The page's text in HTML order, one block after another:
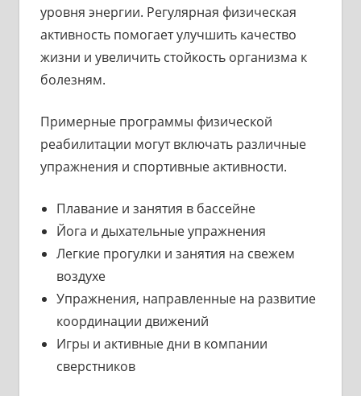
уровня энергии. Регулярная физическая
активность помогает улучшить качество
жизни и увеличить стойкость организма к
болезням.
Примерные программы физической
реабилитации могут включать различные
упражнения и спортивные активности.
Плавание и занятия в бассейне
Йога и дыхательные упражнения
Легкие прогулки и занятия на свежем
воздухе
Упражнения, направленные на развитие
координации движений
Игры и активные дни в компании
сверстников